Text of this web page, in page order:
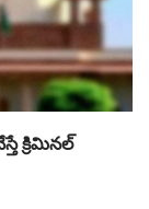
క్రిమినల్